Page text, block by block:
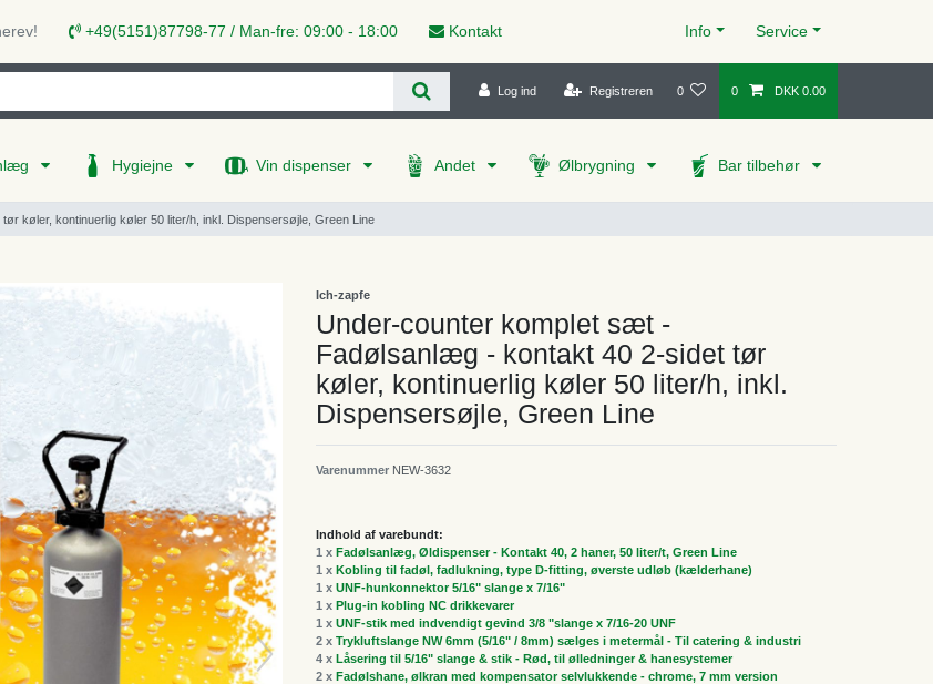
+49(5151)87798-77 / Man-fre: 09:00 - 18:00 Kontakt Info Service
Log ind Registreren 0 0 DKK 0.00
Hygiejne Vin dispenser Andet Ølbrygning Bar tilbehør
køler, kontinuerlig køler 50 liter/h, inkl. Dispensersøjle, Green Line
Ich-zapfe
Under-counter komplet sæt -
Fadølsanlæg - kontakt 40 2-sidet tør
køler, kontinuerlig køler 50 liter/h, inkl.
Dispensersøjle, Green Line
Varenummer NEW-3632
Indhold af varebundt:
1 x Fadølsanlæg, Øldispenser - Kontakt 40, 2 haner, 50 liter/t, Green Line
1 x Kobling til fadøl, fadlukning, type D-fitting, øverste udløb (kælderhane)
1 x UNF-hunkonnektor 5/16" slange x 7/16"
1 x Plug-in kobling NC drikkevarer
1 x UNF-stik med indvendigt gevind 3/8 "slange x 7/16-20 UNF
2 x Trykluftslange NW 6mm (5/16" / 8mm) sælges i metermål - Til catering & industri
4 x Låsering til 5/16" slange & stik - Rød, til ølledninger & hanesystemer
2 x Fadølshane, ølkran med kompensator selvlukkende - chrome, 7 mm version